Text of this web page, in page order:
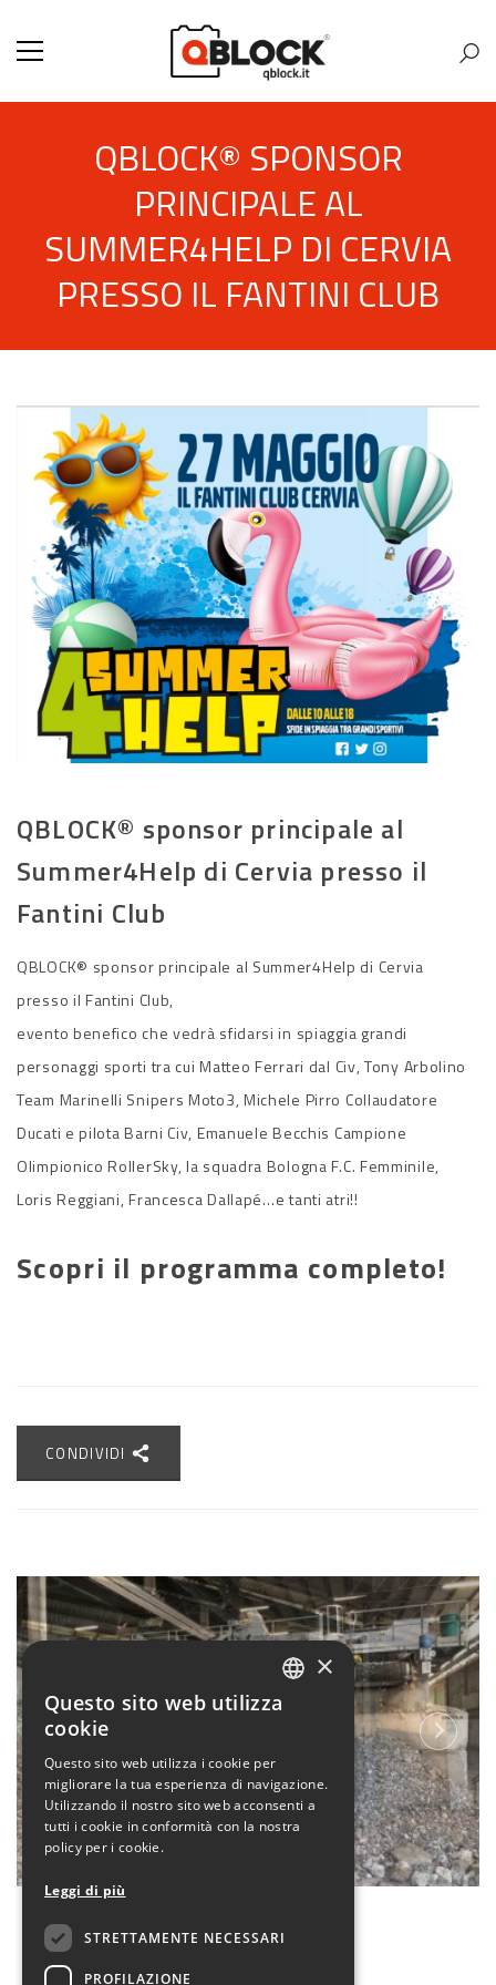
QBLOCK® SPONSOR
PRINCIPALE AL
SUMMER4HELP DI CERVIA
PRESSO IL FANTINI CLUB
QBLOCK® sponsor principale al
Summer4Help di Cervia presso il
Fantini Club
QBLOCK® sponsor principale al Summer4Help di Cervia
presso il Fantini Club,
evento benefico che vedrà sfidarsi in spiaggia grandi
personaggi sporti tra cui Matteo Ferrari dal Civ, Tony Arbolino
Team Marinelli Snipers Moto3, Michele Pirro Collaudatore
Ducati e pilota Barni Civ, Emanuele Becchis Campione
Olimpionico RollerSky, la squadra Bologna F.C. Femminile,
Loris Reggiani, Francesca Dallapé…e tanti atri!!
Scopri il programma completo!
CONDIVIDI
×
Questo sito web utilizza
cookie
Questo sito web utilizza i cookie per
migliorare la tua esperienza di navigazione.
Utilizzando il nostro sito web acconsenti a
tutti i cookie in conformità con la nostra
policy per i cookie.
Leggi di più
STRETTAMENTE NECESSARI
PROFILAZIONE